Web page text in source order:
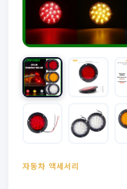
자동차 액세서리